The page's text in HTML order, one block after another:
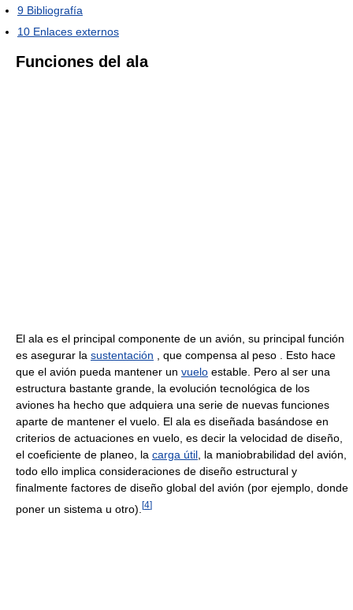
9 Bibliografía
10 Enlaces externos
Funciones del ala
El ala es el principal componente de un avión, su principal función
es asegurar la sustentación , que compensa al peso . Esto hace
que el avión pueda mantener un vuelo estable. Pero al ser una
estructura bastante grande, la evolución tecnológica de los
aviones ha hecho que adquiera una serie de nuevas funciones
aparte de mantener el vuelo. El ala es diseñada basándose en
criterios de actuaciones en vuelo, es decir la velocidad de diseño,
el coeficiente de planeo, la carga útil, la maniobrabilidad del avión,
todo ello implica consideraciones de diseño estructural y
finalmente factores de diseño global del avión (por ejemplo, donde
poner un sistema u otro). [4]